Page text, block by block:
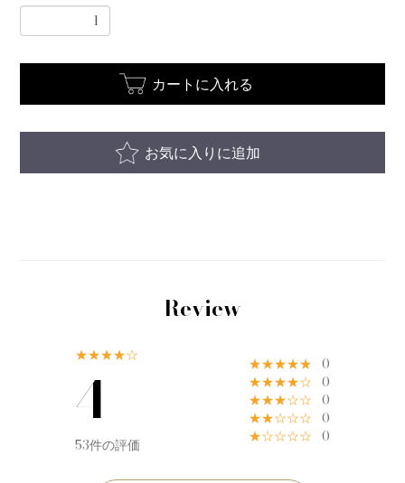
カートに入れる
お気に入りに追加
Review
★★★★☆
4
53件の評価
★★★★★ 0
★★★★☆ 0
★★★☆☆ 0
★★☆☆☆ 0
★☆☆☆☆ 0